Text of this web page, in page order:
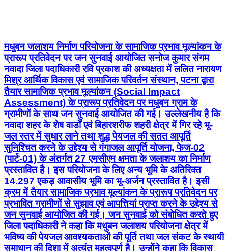
मधुबन जलाशय निर्माण परियोजना के सामाजिक प्रभाव मूल्यांकन के
प्रारूप प्रतिवेदन पर जन सुनवाई आयोजित सनोज कुमार संगम
नवादा जिला पदाधिकारी रवि प्रकाश की अध्यक्षता में ललित नारायण
मिश्र आर्थिक विकास एवं सामाजिक परिवर्तन संस्थान, पटना द्वारा
तैयार सामाजिक प्रभाव मूल्यांकन (Social Impact
Assessment) के प्रारूप प्रतिवेदन पर मधुबन ग्राम के
ग्रामीणों के साथ जन सुनवाई आयोजित की गई। उल्लेखनीय है कि
नवादा शहर के शेष वार्डों एवं बिहारशरीफ शहरी क्षेत्र में गिर रहे भू-
जल स्तर में सुधार लाने तथा शुद्ध पेयजल की सतत आपूर्ति
सुनिश्चित करने के उद्देश्य से गंगाजल आपूर्ति योजना, फेज-02
(पार्ट-01) के अंतर्गत 27 एमसीएम क्षमता के जलाशय का निर्माण
प्रस्तावित है। इस परियोजना के लिए अन्य भूमि के अतिरिक्त
14.297 एकड़ आवासीय भूमि का भू-अर्जन प्रस्तावित है। इसी
क्रम में तैयार सामाजिक प्रभाव मूल्यांकन के प्रारूप प्रतिवेदन पर
प्रभावित ग्रामीणों से सुझाव एवं आपत्तियां प्राप्त करने के उद्देश्य से
जन सुनवाई आयोजित की गई। जन सुनवाई को संबोधित करते हुए
जिला पदाधिकारी ने कहा कि मधुबन जलाशय परियोजना क्षेत्र में
भविष्य की पेयजल आवश्यकताओं की पूर्ति तथा जल संकट के स्थायी
समाधान की दिशा में अत्यंत महत्वपूर्ण है। उन्होंने कहा कि विकास